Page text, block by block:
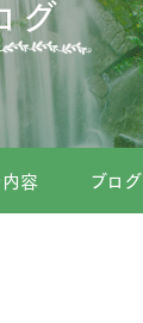
グ
容 ブログ